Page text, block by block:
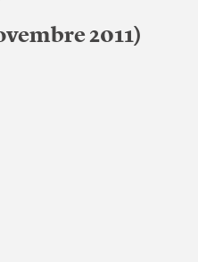
2011)